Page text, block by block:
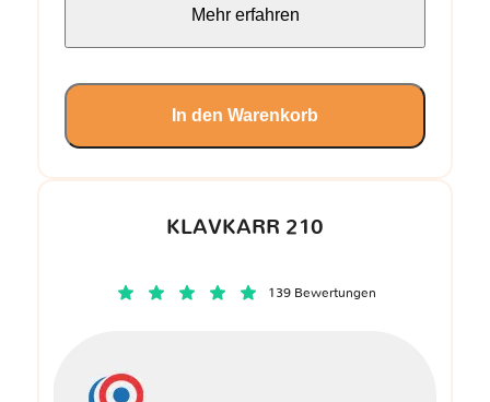
KLAVKARR 210
139 Bewertungen
Mehr erfahren
In den Warenkorb